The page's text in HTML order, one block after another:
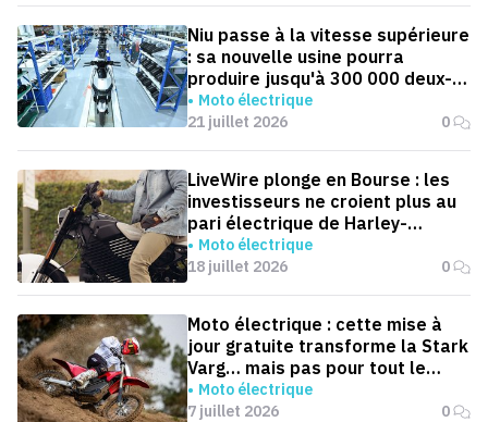
Niu passe à la vitesse supérieure
: sa nouvelle usine pourra
produire jusqu'à 300 000 deux-
roues électriques par an
Moto électrique
21 juillet 2026
0
LiveWire plonge en Bourse : les
investisseurs ne croient plus au
pari électrique de Harley-
Davidson
Moto électrique
18 juillet 2026
0
Moto électrique : cette mise à
jour gratuite transforme la Stark
Varg… mais pas pour tout le
monde
Moto électrique
7 juillet 2026
0